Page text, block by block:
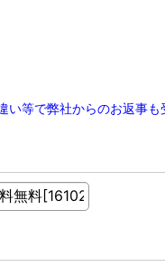
等で弊社からのお返事